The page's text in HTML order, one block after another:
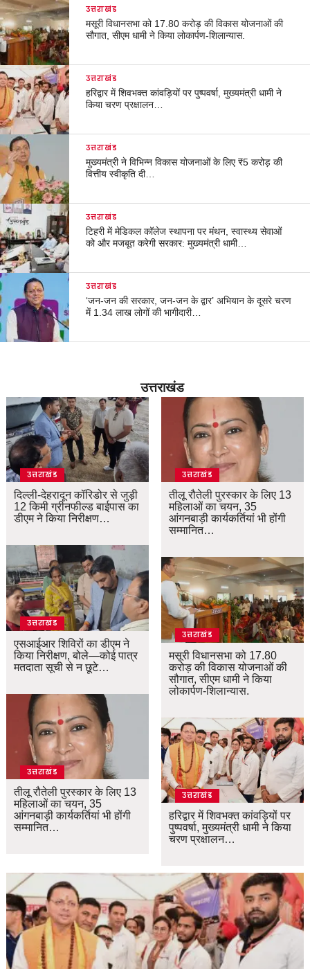
उत्तराखंड
मसूरी विधानसभा को 17.80 करोड़ की विकास योजनाओं की
सौगात, सीएम धामी ने किया लोकार्पण-शिलान्यास.
उत्तराखंड
हरिद्वार में शिवभक्त कांवड़ियों पर पुष्पवर्षा, मुख्यमंत्री धामी ने
किया चरण प्रक्षालन…
उत्तराखंड
मुख्यमंत्री ने विभिन्न विकास योजनाओं के लिए ₹5 करोड़ की
वित्तीय स्वीकृति दी…
उत्तराखंड
टिहरी में मेडिकल कॉलेज स्थापना पर मंथन, स्वास्थ्य सेवाओं
को और मजबूत करेगी सरकार: मुख्यमंत्री धामी…
उत्तराखंड
‘जन-जन की सरकार, जन-जन के द्वार’ अभियान के दूसरे चरण
में 1.34 लाख लोगों की भागीदारी…
उत्तराखंड
उत्तराखंड
दिल्ली-देहरादून कॉरिडोर से जुड़ी
12 किमी ग्रीनफील्ड बाईपास का
डीएम ने किया निरीक्षण…
उत्तराखंड
एसआईआर शिविरों का डीएम ने
किया निरीक्षण, बोले—कोई पात्र
मतदाता सूची से न छूटे…
उत्तराखंड
तीलू रौतेली पुरस्कार के लिए 13
महिलाओं का चयन, 35
आंगनबाड़ी कार्यकर्तियां भी होंगी
सम्मानित…
उत्तराखंड
तीलू रौतेली पुरस्कार के लिए 13
महिलाओं का चयन, 35
आंगनबाड़ी कार्यकर्तियां भी होंगी
सम्मानित…
उत्तराखंड
मसूरी विधानसभा को 17.80
करोड़ की विकास योजनाओं की
सौगात, सीएम धामी ने किया
लोकार्पण-शिलान्यास.
उत्तराखंड
हरिद्वार में शिवभक्त कांवड़ियों पर
पुष्पवर्षा, मुख्यमंत्री धामी ने किया
चरण प्रक्षालन…